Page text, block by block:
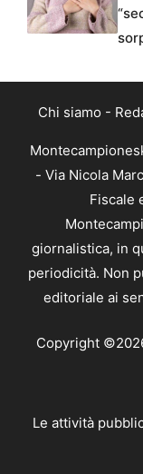
Chi siamo -
- Via Nicola
Fiscale
giornalistica, in
periodicità. Non
editoriale ai
Copyright
Le attività